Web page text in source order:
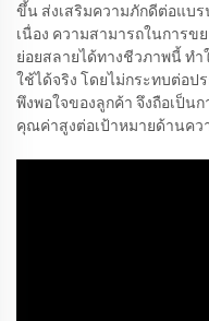
ขึ้น ส่งเสริมความภักดีต่อแบ
เนื่อง ความสามารถในการข
ย่อยสลายได้ทางชีวภาพนี้ ท
ใช้ได้จริง โดยไม่กระทบต่อป
พึงพอใจของลูกค้า จึงถือเป็น
คุณค่าสูงต่อเป้าหมายด้านคว